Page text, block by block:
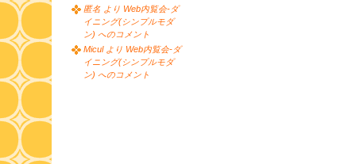
匿名 より Web内覧会-ダ
イニング(シンプルモダ
ン) へのコメント
Micul より Web内覧会-ダ
イニング(シンプルモダ
ン) へのコメント